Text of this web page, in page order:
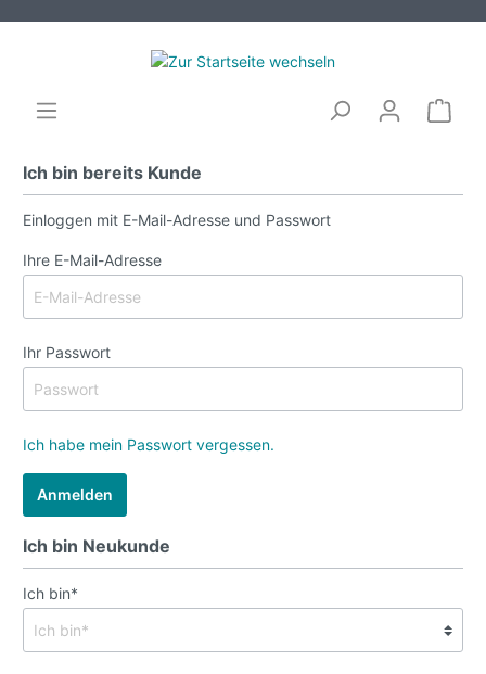
Ich bin bereits Kunde
Einloggen mit E-Mail-Adresse und Passwort
Ihre E-Mail-Adresse
Ihr Passwort
Ich habe mein Passwort vergessen.
Anmelden
Ich bin Neukunde
Ich bin*